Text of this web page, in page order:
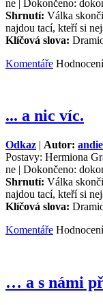
ne | Dokončeno:
Shrnutí: Válka
najdou tací, kteří si
Klíčová slova:
Komentáře
... a nic víc.
Odkaz | Autor: andie
Postavy: Hermiona
ne | Dokončeno:
Shrnutí: Válka
najdou tací, kteří si
Klíčová slova:
Komentáře
… a s námi